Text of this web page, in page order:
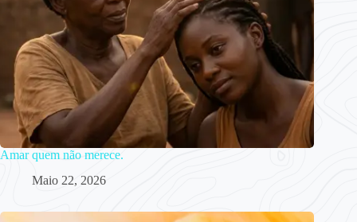
Amar quem não merece.
Maio 22, 2026